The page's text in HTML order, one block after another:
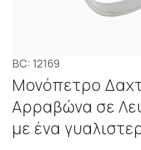
BC: 12169
Μονόπετρο
Αρραβώνα σε
με ένα